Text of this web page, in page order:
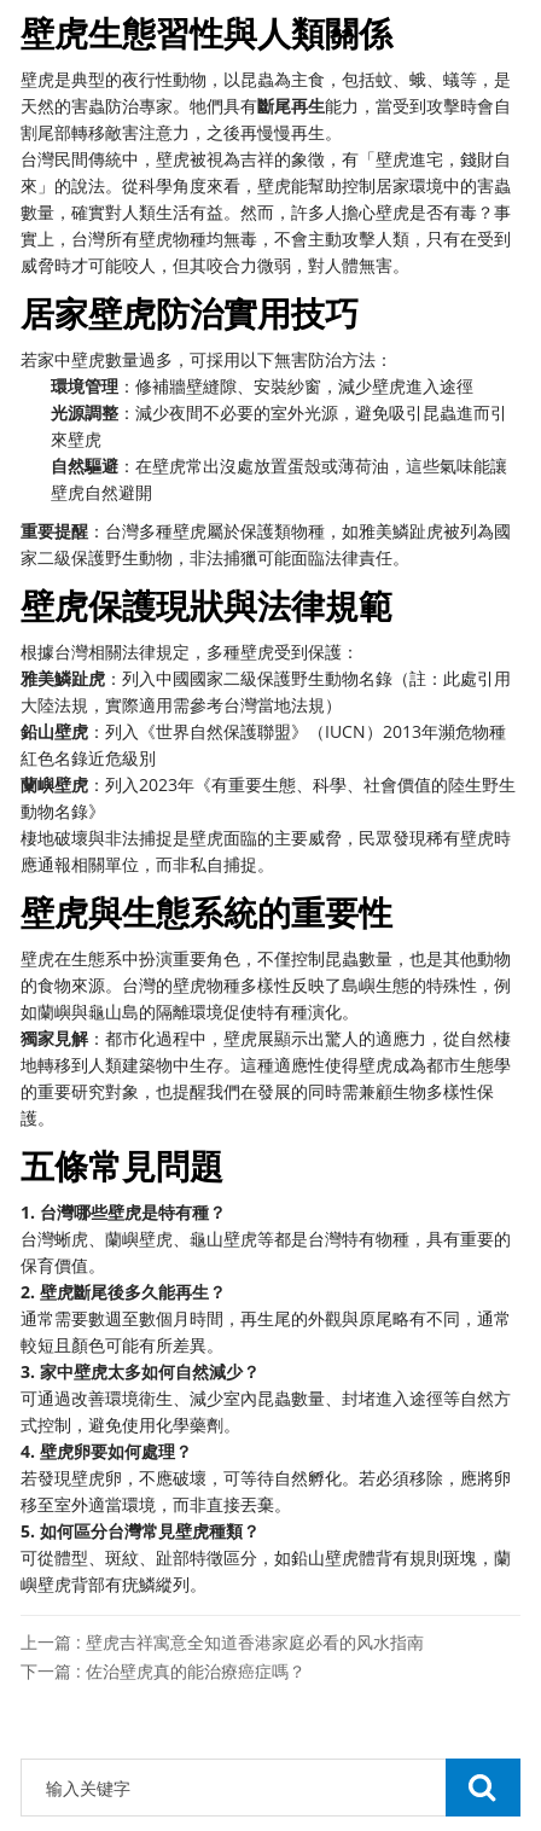
壁虎生態習性與人類關係
壁虎是典型的夜行性動物，以昆蟲為主食，包括蚊、蛾、蟻等，是
天然的害蟲防治專家。牠們具有斷尾再生能力，當受到攻擊時會自
割尾部轉移敵害注意力，之後再慢慢再生。
台灣民間傳統中，壁虎被視為吉祥的象徵，有「壁虎進宅，錢財自
來」的說法。從科學角度來看，壁虎能幫助控制居家環境中的害蟲
數量，確實對人類生活有益。然而，許多人擔心壁虎是否有毒？事
實上，台灣所有壁虎物種均無毒，不會主動攻擊人類，只有在受到
威脅時才可能咬人，但其咬合力微弱，對人體無害。
居家壁虎防治實用技巧
若家中壁虎數量過多，可採用以下無害防治方法：
環境管理 ：修補牆壁縫隙、安裝紗窗，減少壁虎進入途徑
光源調整 ：減少夜間不必要的室外光源，避免吸引昆蟲進而引
來壁虎
自然驅避 ：在壁虎常出沒處放置蛋殼或薄荷油，這些氣味能讓
壁虎自然避開
重要提醒 ：台灣多種壁虎屬於保護類物種，如雅美鱗趾虎被列為國
家二級保護野生動物，非法捕獵可能面臨法律責任。
壁虎保護現狀與法律規範
根據台灣相關法律規定，多種壁虎受到保護：
雅美鱗趾虎 ：列入中國國家二級保護野生動物名錄（註：此處引用
大陸法規，實際適用需參考台灣當地法規）
鉛山壁虎 ：列入《世界自然保護聯盟》（IUCN）2013年瀕危物種
紅色名錄近危級別
蘭嶼壁虎 ：列入2023年《有重要生態、科學、社會價值的陸生野生
動物名錄》
棲地破壞與非法捕捉是壁虎面臨的主要威脅，民眾發現稀有壁虎時
應通報相關單位，而非私自捕捉。
壁虎與生態系統的重要性
壁虎在生態系中扮演重要角色，不僅控制昆蟲數量，也是其他動物
的食物來源。台灣的壁虎物種多樣性反映了島嶼生態的特殊性，例
如蘭嶼與龜山島的隔離環境促使特有種演化。
獨家見解：都市化過程中，壁虎展顯示出驚人的適應力，從自然棲
地轉移到人類建築物中生存。這種適應性使得壁虎成為都市生態學
的重要研究對象，也提醒我們在發展的同時需兼顧生物多樣性保
護。
五條常見問題
1. 台灣哪些壁虎是特有種？
台灣蜥虎、蘭嶼壁虎、龜山壁虎等都是台灣特有物種，具有重要的
保育價值。
2. 壁虎斷尾後多久能再生？
通常需要數週至數個月時間，再生尾的外觀與原尾略有不同，通常
較短且顏色可能有所差異。
3. 家中壁虎太多如何自然減少？
可通過改善環境衛生、減少室內昆蟲數量、封堵進入途徑等自然方
式控制，避免使用化學藥劑。
4. 壁虎卵要如何處理？
若發現壁虎卵，不應破壞，可等待自然孵化。若必須移除，應將卵
移至室外適當環境，而非直接丟棄。
5. 如何區分台灣常見壁虎種類？
可從體型、斑紋、趾部特徵區分，如鉛山壁虎體背有規則斑塊，蘭
嶼壁虎背部有疣鱗縱列。
上一篇 : 壁虎吉祥寓意全知道香港家庭必看的风水指南
下一篇 : 佐治壁虎真的能治療癌症嗎？